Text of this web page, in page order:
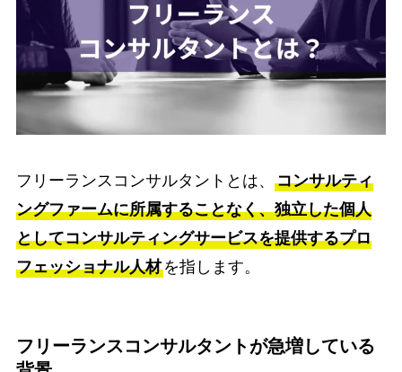
フリーランスコンサルタントとは、 コンサルティ
ングファームに所属することなく、独立した個人
としてコンサルティングサービスを提供するプロ
フェッショナル人材を指します。
フリーランスコンサルタントが急増している